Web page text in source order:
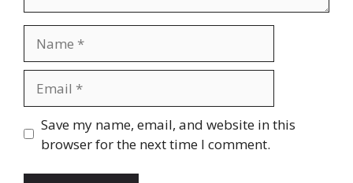
Website
Save my name, email, and website in this
browser for the next time I comment.